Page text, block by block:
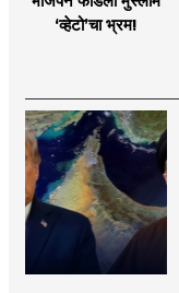
‌‘व्हेटो‌’चा भ्रम!